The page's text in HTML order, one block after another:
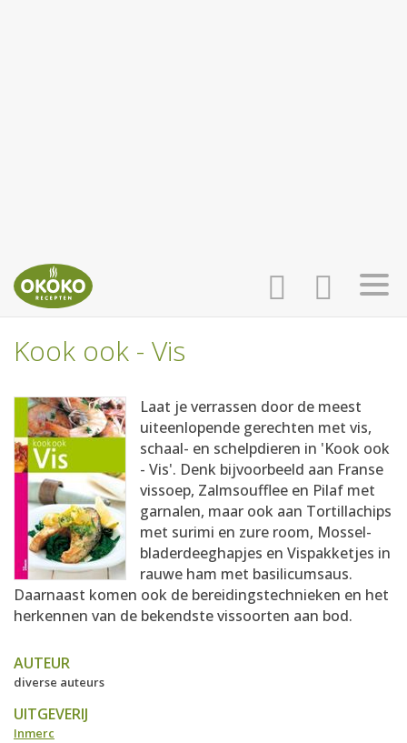
AANMELDEN
HOME
RECEPTEN
WEEKMENU'S
KOOKBOEKEN
Kook ook - Vis
Laat je verrassen door de meest
uiteenlopende gerechten met vis,
schaal- en schelpdieren in 'Kook ook
- Vis'. Denk bijvoorbeeld aan Franse
vissoep, Zalmsoufflee en Pilaf met
garnalen, maar ook aan Tortillachips
met surimi en zure room, Mossel-
bladerdeeghapjes en Vispakketjes in
rauwe ham met basilicumsaus.
Daarnaast komen ook de bereidingstechnieken en het
herkennen van de bekendste vissoorten aan bod.
AUTEUR
diverse auteurs
UITGEVERIJ
Inmerc